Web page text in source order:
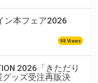
ン本フェア2026
98 Views
2026「きただり
グッズ受注再販決